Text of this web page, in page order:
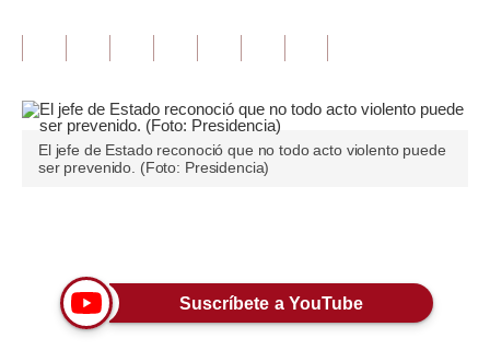
Inmobiliarias
Opinión
Editorial
Tendencias
El jefe de Estado reconoció que no todo acto violento puede
ser prevenido. (Foto: Presidencia)
Suscríbete a YouTube